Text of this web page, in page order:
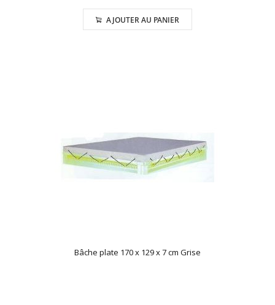
AJOUTER AU PANIER
Bâche plate 170 x 129 x 7 cm Grise